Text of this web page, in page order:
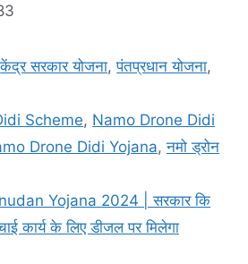
केंद्र सरकार योजना,पंतप्रधान योजना,
Scheme, Namo Drone Didi
Drone Didi Yojana,नमो ड्रोन
Yojana 2024 | सरकार कि
कार्य के लिए डीजल पर मिलेगा